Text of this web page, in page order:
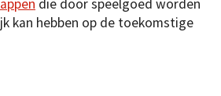
die door speelgoed worden
kan hebben op de toekomstige